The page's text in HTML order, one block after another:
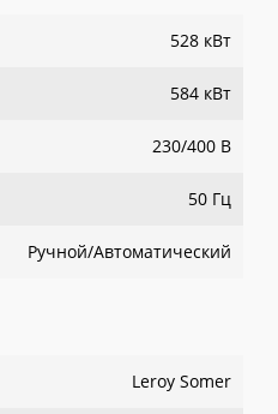
528 кВт
584 кВт
230/400 В
50 Гц
Ручной/Автоматический
Leroy Somer